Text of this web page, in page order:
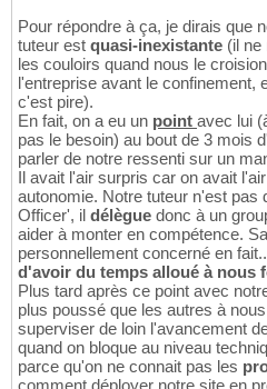
Pour répondre à ça, je dirais que
tuteur est quasi-inexistante (il ne
les couloirs quand nous le
l'entreprise avant le confinement,
c'est pire).
En fait, on a eu un point avec lui
pas le besoin) au bout de 3 mois
parler de notre ressenti sur un
Il avait l'air surpris car on avait
autonomie. Notre tuteur n'est pas
Officer', il délègue donc à un
aider à monter en compétence.
personnellement concerné en
d'avoir du temps alloué à nous
Plus tard après ce point avec
plus poussé que les autres à
superviser de loin l'avancement
quand on bloque au niveau
parce qu'on ne connait pas les
comment déployer notre site en